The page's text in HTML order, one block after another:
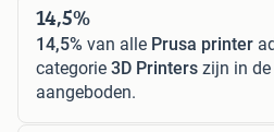
14,5%
14,5% van alle Prusa printer
categorie 3D Printers zijn in
aangeboden.